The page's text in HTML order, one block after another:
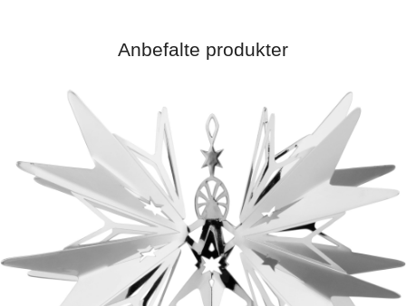
Anbefalte produkter